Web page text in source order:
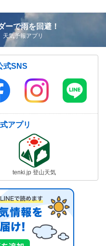
ーで雨を回避！
気予報アプリ
式SNS
アプリ
tenki.jp 登山天気